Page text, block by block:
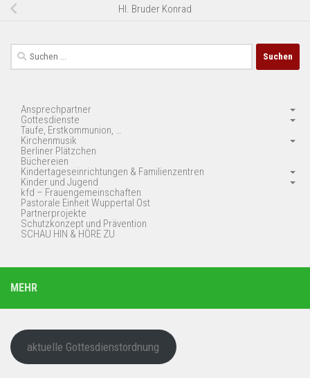
Hl. Bruder Konrad
Suchen
nach:
Ansprechpartner
Gottesdienste
Taufe, Erstkommunion, …
Kirchenmusik
Berliner Plätzchen
Büchereien
Kindertageseinrichtungen & Familienzentren
Kinder und Jugend
kfd – Frauengemeinschaften
Pastorale Einheit Wuppertal Ost
Partnerprojekte
Schutzkonzept und Prävention
SCHAU HIN & HÖRE ZU
MEHR
aktuelle Gottesdienstordnung